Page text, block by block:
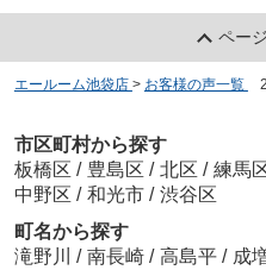
ペー
エールーム池袋店 > お客様の声一覧
市区町村から探す
板橋区 / 豊島区 / 北区 / 練馬
中野区 / 和光市 / 渋谷区
町名から探す
滝野川 / 南長崎 / 高島平 / 成